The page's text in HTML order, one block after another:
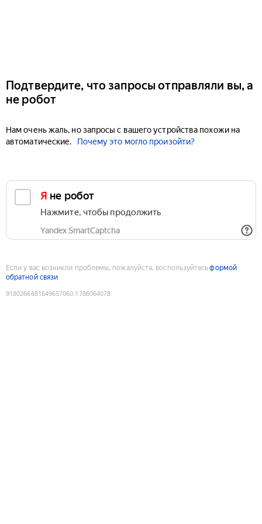
Подтвердите, что запросы отправляли вы, а
не робот
Нам очень жаль, но запросы с вашего устройства похожи на
автоматические.
Почему это могло произойти?
Я не робот
Нажмите, чтобы продолжить
Yandex SmartCaptcha
Если у вас возникли проблемы, пожалуйста, воспользуйтесьформой
обратной связи
9180266881649657060:1786064078